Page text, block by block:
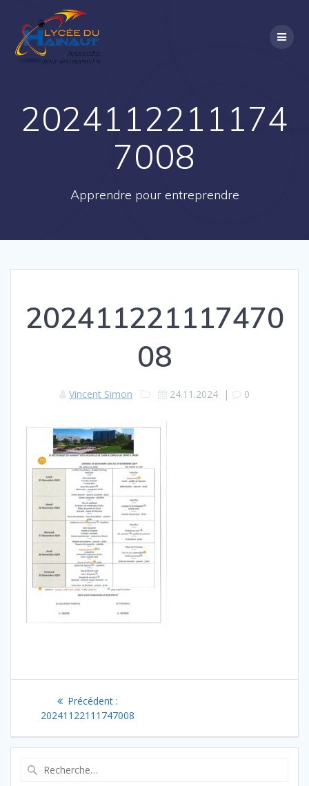
2024112211174
7008
Apprendre pour entreprendre
202411221117470
08
Vincent Simon 24.11.2024 | 0
Navigation
l’article
Précédent :Article
précédent
20241122111747008